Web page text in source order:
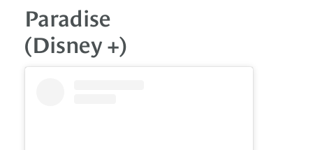
Paradise
(Disney +)